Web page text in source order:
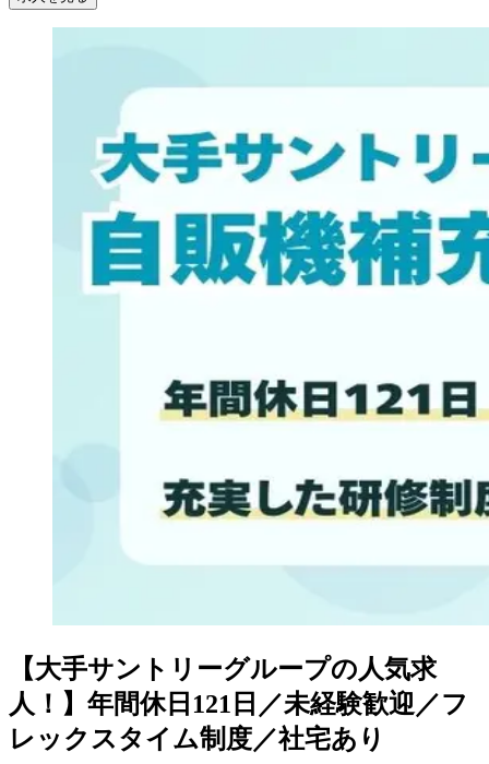
【大手サントリーグループの人気求
人！】年間休日121日／未経験歓迎／フ
レックスタイム制度／社宅あり